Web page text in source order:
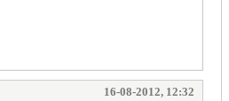
16-08-2012, 12:32